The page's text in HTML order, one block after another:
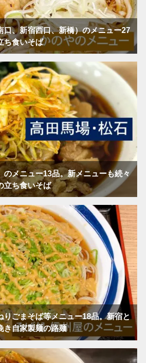
口、新宿西口、新橋）のメニュー27
ち食いそば
のメニュー13品。新メニューも続々
立ち食いそば
りごまそば等メニュー18品。新宿と
き自家製麺の路麺